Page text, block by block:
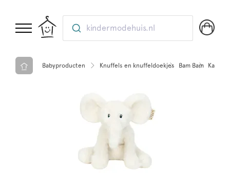
kindermodehuis.nl
Babyproducten Knuffels en knuffeldoekjes Bam Bam